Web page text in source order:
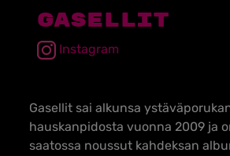
Gasellit
Instagram
Gasellit sai alkunsa
hauskanpidosta vuonna 2009 ja
saatossa noussut kahdeksan